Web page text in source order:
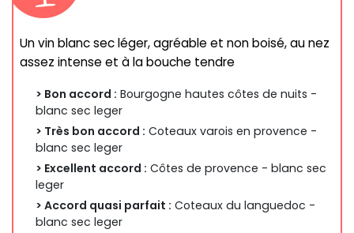
Un vin blanc sec léger, agréable et non boisé, au nez
assez intense et à la bouche tendre
> Bon accord : Bourgogne hautes côtes de nuits -
blanc sec leger
> Très bon accord : Coteaux varois en provence -
blanc sec leger
> Excellent accord : Côtes de provence - blanc sec
leger
> Accord quasi parfait : Coteaux du languedoc -
blanc sec leger